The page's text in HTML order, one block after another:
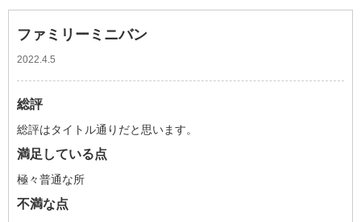
ファミリーミニバン
2022.4.5
総評
総評はタイトル通りだと思います。
満足している点
極々普通な所
不満な点